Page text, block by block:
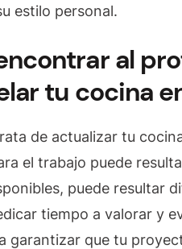
estilo personal.
al
tu cocina
de actualizar tu
el trabajo puede
puede resultar
tiempo a valorar y
garantizar que tu